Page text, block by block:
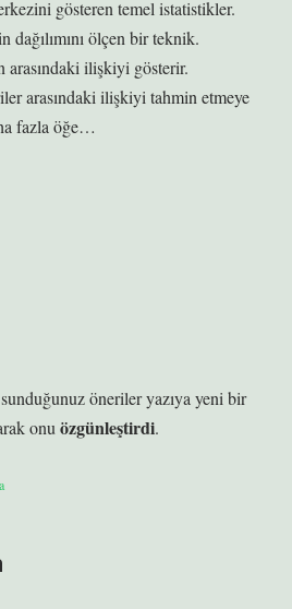
gösteren temel istatistikler.
dağılımını ölçen bir teknik.
ilişkiyi gösterir.
arasındaki ilişkiyi tahmin etmeye
fazla öğe…
öneriler yazıya yeni bir
onu özgünleştirdi.